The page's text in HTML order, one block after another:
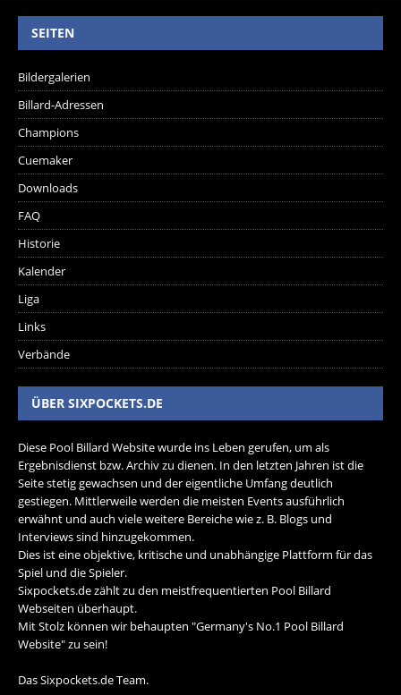
SEITEN
Bildergalerien
Billard-Adressen
Champions
Cuemaker
Downloads
FAQ
Historie
Kalender
Liga
Links
Verbände
ÜBER SIXPOCKETS.DE
Diese Pool Billard Website wurde ins Leben gerufen, um als
Ergebnisdienst bzw. Archiv zu dienen. In den letzten Jahren ist die
Seite stetig gewachsen und der eigentliche Umfang deutlich
gestiegen. Mittlerweile werden die meisten Events ausführlich
erwähnt und auch viele weitere Bereiche wie z. B. Blogs und
Interviews sind hinzugekommen.
Dies ist eine objektive, kritische und unabhängige Plattform für das
Spiel und die Spieler.
Sixpockets.de zählt zu den meistfrequentierten Pool Billard
Webseiten überhaupt.
Mit Stolz können wir behaupten "Germany's No.1 Pool Billard
Website" zu sein!
Das Sixpockets.de Team.